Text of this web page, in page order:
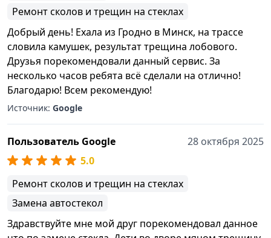
Ремонт сколов и трещин на стеклах
Добрый день! Ехала из Гродно в Минск, на трассе
словила камушек, результат трещина лобового.
Друзья порекомендовали данный сервис. За
несколько часов ребята всё сделали на отлично!
Благодарю! Всем рекомендую!
Источник: Google
Пользователь Google
28 октября 2025
5.0
Ремонт сколов и трещин на стеклах
Замена автостекол
Здравствуйте мне мой друг порекомендовал данное